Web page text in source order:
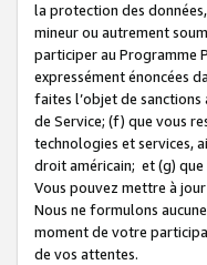
la protection des
mineur ou autrement
participer au Programme
expressément énoncées
faites l’objet de
de Service; (f) que vous
technologies et services,
droit américain; et (g)
Vous pouvez mettre à
Nous ne formulons
moment de votre
de vos attentes.